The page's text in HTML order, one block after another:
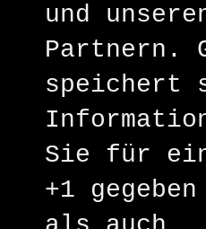
und
Partnern.
speichert
Sie für
+1